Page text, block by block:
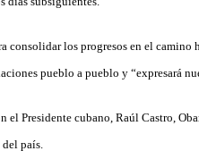
consolidar los progresos en el
pueblo a pueblo y “expresará
el Presidente cubano, Raúl Castro,
país.